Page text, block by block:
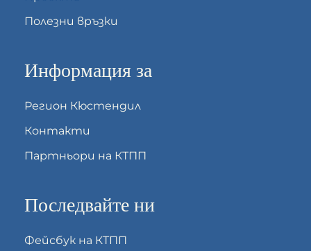
Полезни връзки
Информация за
Регион Кюстендил
Контакти
Партньори на КТПП
Последвайте ни
Фейсбук на КТПП